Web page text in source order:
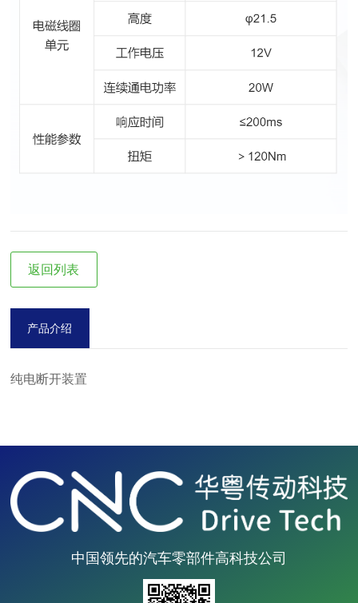
返回列表
产品介绍
纯电断开装置
中国领先的汽车零部件高科技公司